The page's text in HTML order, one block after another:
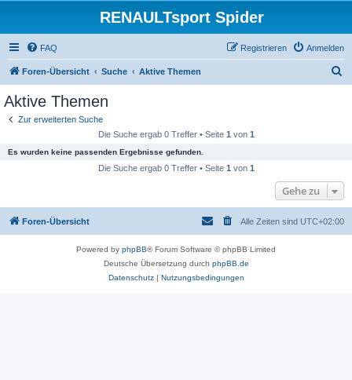
RENAULTsport Spider
FAQ Anmelden
Registrieren
Foren-Übersicht Suche Aktive Themen
Aktive Themen
Zur erweiterten Suche
Die Suche ergab 0 Treffer • Seite 1 von 1
Es wurden keine passenden Ergebnisse gefunden.
Die Suche ergab 0 Treffer • Seite 1 von 1
Gehe zu
Foren-Übersicht Alle Zeiten sind UTC+02:00
Powered by phpBB® Forum Software © phpBB Limited
Deutsche Übersetzung durch phpBB.de
Datenschutz| Nutzungsbedingungen